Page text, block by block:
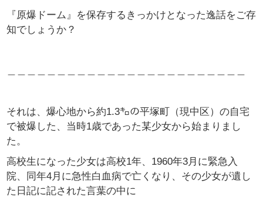
『原爆ドーム』を保存するきっかけとなった逸話をご存
知でしょうか？
それは、爆心地から約1.3㌔の平塚町（現中区）の自宅
で被爆した、当時1歳であった某少女から始まりまし
た。
高校生になった少女は高校1年、1960年3月に緊急入
院、同年4月に急性白血病で亡くなり、その少女が遺し
た日記に記された言葉の中に